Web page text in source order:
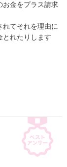
お金をプラス請求
れてそれを理由に
とれたりします